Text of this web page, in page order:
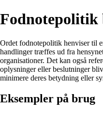
Fodnotepolitik
Ordet fodnotepolitik henviser til
handlinger træffes ud fra
organisationer. Det kan også
oplysninger eller beslutninger
minimere deres betydning eller
Eksempler på brug